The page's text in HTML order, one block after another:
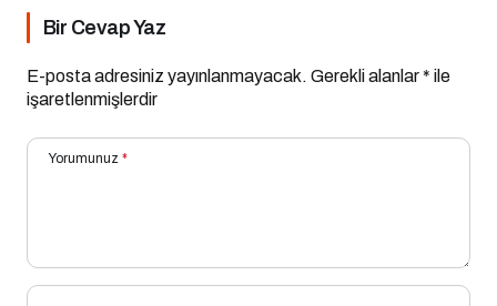
Bir Cevap Yaz
E-posta adresiniz yayınlanmayacak. Gerekli alanlar* ile
işaretlenmişlerdir
Yorumunuz *